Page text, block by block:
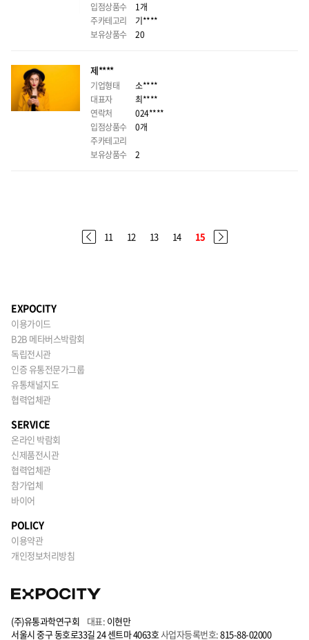
입점상품수
1개
주카테고리
기****
보유상품수
20
제****
기업형태
소****
대표자
최****
연락처
024****
입점상품수
0개
주카테고리
보유상품수
2
11 12 13 14 15
EXPOCITY
이용가이드
B2B 메타버스박람회
독립전시관
인증 유통전문가그룹
유통채널지도
협력업체관
SERVICE
온라인 박람회
신제품전시관
협력업체관
참가업체
바이어
POLICY
이용약관
개인정보처리방침
(주)유통과학연구회 대표: 이현만
서울시 중구 동호로33길 24 센트마 4063호사업자등록번호:815-88-02000